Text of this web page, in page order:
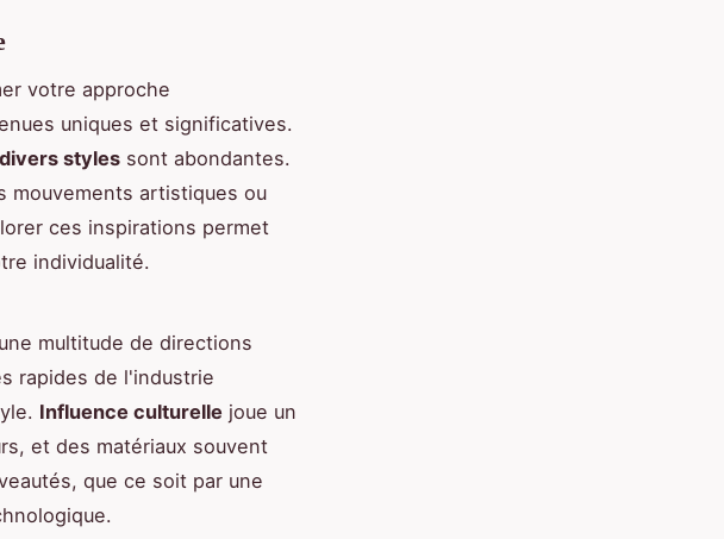
votre approche
uniques et significatives.
styles sont abondantes.
mouvements artistiques ou
ces inspirations permet
individualité.
multitude de directions
rapides de l'industrie
Influence culturelle joue un
et des matériaux souvent
que ce soit par une